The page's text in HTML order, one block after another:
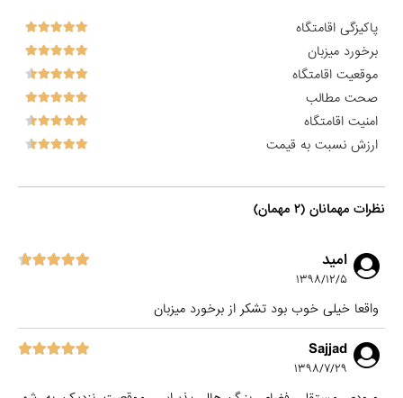
پاکیزگی اقامتگاه
برخورد میزبان
موقعیت اقامتگاه
صحت مطالب
امنیت اقامتگاه
ارزش نسبت به قیمت
نظرات مهمانان (۲ مهمان)
امید
۱۳۹۸/۱۲/۵
واقعا خیلی خوب بود تشکر از برخورد میزبان
Sajjad
۱۳۹۸/۷/۲۹